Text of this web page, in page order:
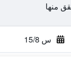
س 15/8